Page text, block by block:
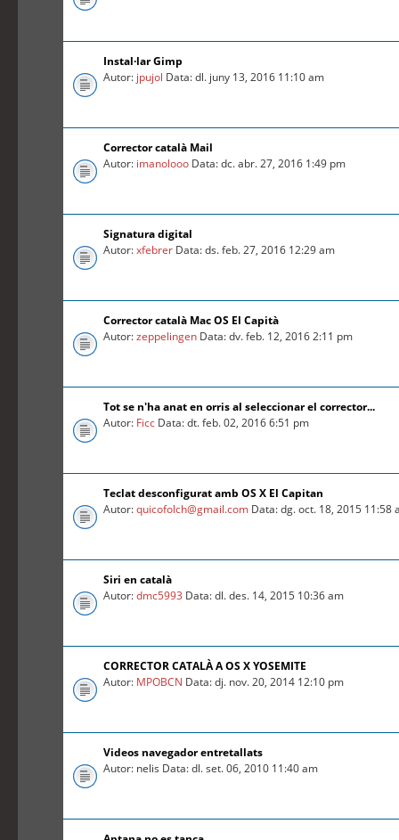
Instal·lar Gimp
Autor: jpujol Data: dl. juny 13, 2016 11:10 am
Corrector català Mail
Autor: imanolooo Data: dc. abr. 27, 2016 1:49 pm
Signatura digital
Autor:xfebrer Data: ds. feb. 27, 2016 12:29 am
Corrector català Mac OS El Capità
Autor:zeppelingen Data: dv. feb. 12, 2016 2:11 pm
Tot se n'ha anat en orris al seleccionar el corrector...
Autor: Ficc Data: dt. feb. 02, 2016 6:51 pm
Teclat desconfigurat amb OS X El Capitan
Autor:quicofolch@gmail.com Data: dg. oct. 18, 2015 11:58
Siri en català
Autor:dmc5993 Data: dl. des. 14, 2015 10:36 am
CORRECTOR CATALÀ A OS X YOSEMITE
Autor: MPOBCN Data: dj. nov. 20, 2014 12:10 pm
Videos navegador entretallats
Autor: nelis Data: dl. set. 06, 2010 11:40 am